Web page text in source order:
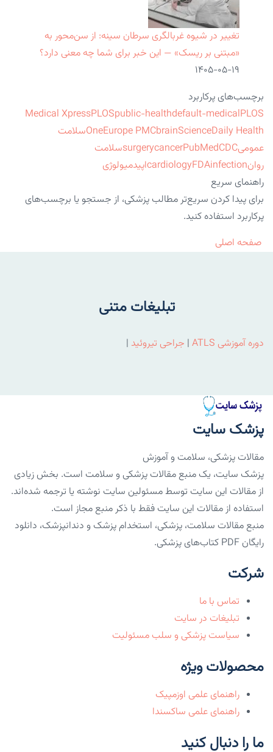
تغییر در شیوه غربالگری سرطان سینه: از سن‌محور به
«مبتنی بر ریسک» — این خبر برای شما چه معنی دارد؟
۱۴۰۵-۰۵-۱۹
برچسب‌های پرکاربرد
Medical XpressPLOSpublic-healthdefault-medicalPLOS
OneEurope PMCbrainScienceDaily Health
سلامت
عمومی
surgerycancerPubMedCDC
سلامت
روان
cardiologyFDAinfection
اپیدمیولوژی
راهنمای سریع
برای پیدا کردن سریع‌تر مطالب پزشکی، از جستجو یا برچسب‌های
پرکاربرد استفاده کنید.
صفحه اصلی
تبلیغات متنی
دوره آموزشی ATLS | جراحی تیروئید |
پزشک سایت
مقالات پزشکی، سلامت و آموزش
پزشک سایت، یک منبع مقالات پزشکی و سلامت است. بخش زیادی
از مقالات این سایت توسط مسئولین سایت نوشته یا ترجمه شده‌اند.
استفاده از مقالات این سایت فقط با ذکر منبع مجاز است.
منبع مقالات سلامت، پزشکی، استخدام پزشک و دندانپزشک، دانلود
رایگان PDF کتاب‌های پزشکی.
شرکت
تماس با ما
تبلیغات در سایت
سیاست پزشکی و سلب مسئولیت
محصولات ویژه
راهنمای علمی اوزمپیک
راهنمای علمی ساکسندا
ما را دنبال کنید